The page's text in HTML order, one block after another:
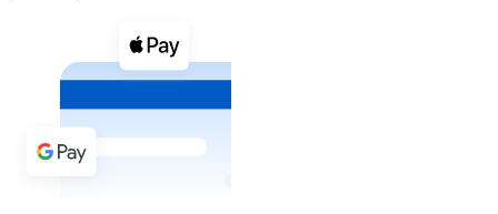
Compra criptomonedas con efectivo en tu tienda más
Comprar con efectivo
Transferencia SEPA